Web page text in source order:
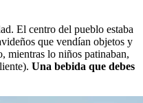
El centro del pueblo estaba
que vendían objetos y
mientras lo niños patinaban,
Una bebida que debes